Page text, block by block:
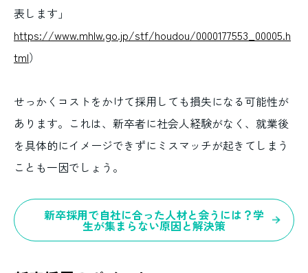
表します」
https://www.mhlw.go.jp/stf/houdou/0000177553_00005.h
tml）
せっかくコストをかけて採用しても損失になる可能性が
あります。これは、新卒者に社会人経験がなく、就業後
を具体的にイメージできずにミスマッチが起きてしまう
ことも一因でしょう。
新卒採用で自社に合った人材と会うには？学
生が集まらない原因と解決策